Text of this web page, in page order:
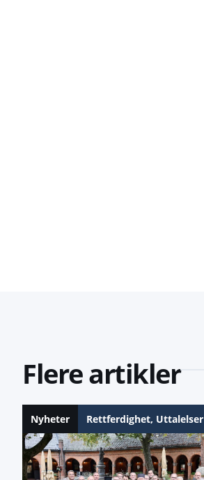
Flere artikler
Nyheter Rettferdighet, Uttalelser